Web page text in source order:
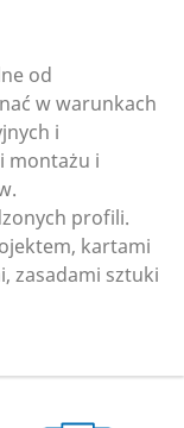
od
w warunkach
i
montażu i
profili.
kartami
zasadami sztuki